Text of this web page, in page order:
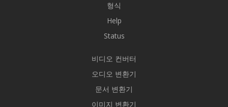
형식
Help
Status
비디오 컨버터
오디오 변환기
문서 변환기
이미지 변환기